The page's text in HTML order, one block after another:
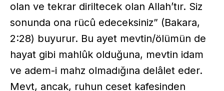
olan ve tekrar diriltecek olan Allah’tır. Siz
sonunda ona rücû edeceksiniz” (Bakara,
2:28) buyurur. Bu ayet mevtin/ölümün de
hayat gibi mahlûk olduğuna, mevtin idam
ve adem-i mahz olmadığına delâlet eder.
Mevt, ancak, ruhun ceset kafesinden